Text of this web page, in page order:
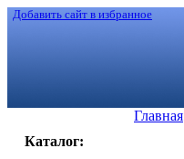
Добавить сайт в избранное
Главная
Каталог: